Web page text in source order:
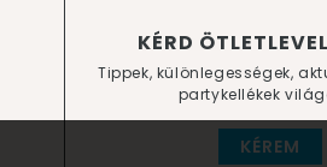
KÉRD
Tippek, különlegességek,
partykellékek
KÉREM